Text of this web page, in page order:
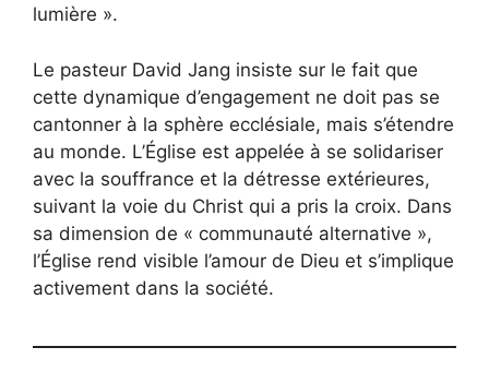
lumière ».
Le pasteur David Jang insiste sur le fait que
cette dynamique d’engagement ne doit pas se
cantonner à la sphère ecclésiale, mais s’étendre
au monde. L’Église est appelée à se solidariser
avec la souffrance et la détresse extérieures,
suivant la voie du Christ qui a pris la croix. Dans
sa dimension de « communauté alternative »,
l’Église rend visible l’amour de Dieu et s’implique
activement dans la société.